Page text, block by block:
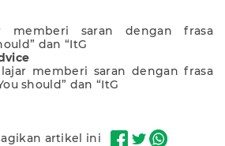
memberi saran dengan frasa
dan “ItG
memberi saran dengan frasa
should” dan “ItG
artikel ini